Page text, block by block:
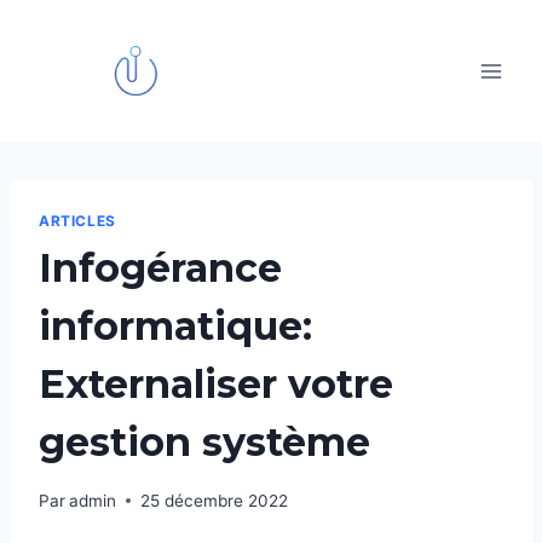
ARTICLES
Infogérance
informatique:
Externaliser votre
gestion système
Paradmin 25 décembre 2022